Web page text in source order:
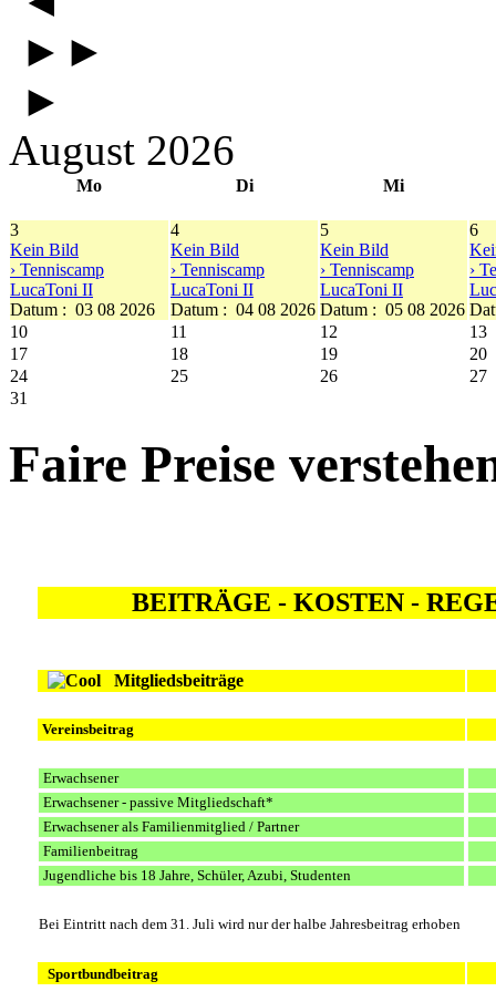
►►
►
August 2026
Mo Di Mi
3
Kein Bild
› Tenniscamp
LucaToni II
Datum : 03 08 2026
4
Kein Bild
› Tenniscamp
LucaToni II
Datum : 04 08 2026
5
Kein Bild
› Tenniscamp
LucaToni II
Datum : 05 08 2026
6
›
10
11 12
13
17
18 19
20
24
25 26
27
31
Faire Preise
BEITRÄGE - KOSTEN -
Mitgliedsbeiträge
Vereinsbeitrag
Erwachsener
Erwachsener - passive Mitgliedschaft*
Erwachsener als Familienmitglied / Partner
Familienbeitrag
Jugendliche bis 18 Jahre, Schüler, Azubi, Studenten
Bei Eintritt nach dem 31. Juli wird nur der halbe Jahresbeitrag erhoben
Sportbundbeitrag